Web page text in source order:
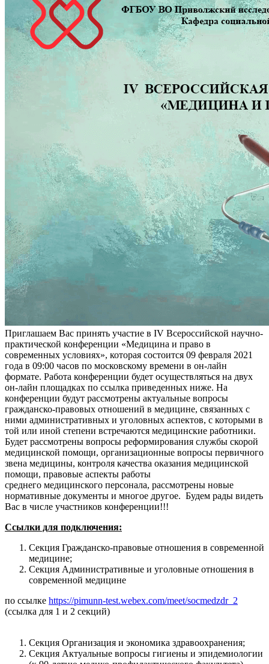
Приглашаем Вас принять участие в IV Всероссийской научно-
практической конференции «Медицина и право в
современных условиях», которая состоится 09 февраля 2021
года в 09:00 часов по московскому времени в он-лайн
формате. Работа конференции будет осуществляться на двух
он-лайн площадках по ссылка приведенных ниже. На
конференции будут рассмотрены актуальные вопросы
гражданско-правовых отношений в медицине, связанных с
ними административных и уголовных аспектов, с которыми в
той или иной степени встречаются медицинские работники.
Будет рассмотрены вопросы реформирования службы скорой
медицинской помощи, организационные вопросы первичного
звена медицины, контроля качества оказания медицинской
помощи, правовые аспекты работы
среднего медицинского персонала, рассмотрены новые
нормативные документы и многое другое. Будем рады видеть
Вас в числе участников конференции!!!
Ссылки для подключения:
Секция Гражданско-правовые отношения в современной
медицине;
Секция Административные и уголовные отношения в
современной медицине
по ссылке https://pimunn-test.webex.com/meet/socmedzdr_2
(ссылка для 1 и 2 секций)
Секция Организация и экономика здравоохранения;
Секция Актуальные вопросы гигиены и эпидемиологии